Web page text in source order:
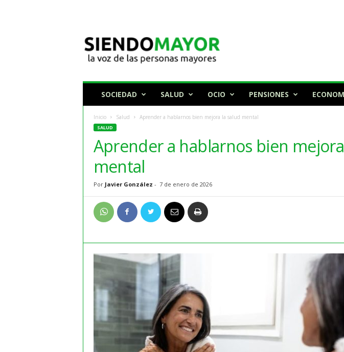
o
SOCIEDAD SALUD OCIO PENSIONES
Inicio Salud Aprender a hablarnos bien mejora la salud mental
SALUD
Aprender a hablarnos bien
mental
Por Javier González - 7 de enero de 2026